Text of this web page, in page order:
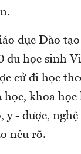
dục Đào
du học sinh
cử đi học
học, khoa
y - dược,
nêu rõ.